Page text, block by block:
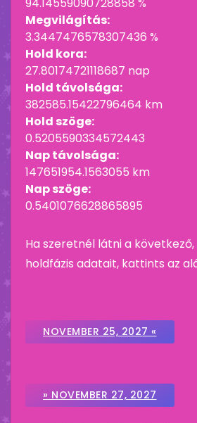
94.14559090728858 %
Megvilágítás:
3.3447476578307436 %
Hold kora:
27.80174721118687 nap
Hold távolsága:
382585.15422796464 km
Hold szöge:
0.5205590334572443
Nap távolsága:
147651954.1563055 km
Nap szöge:
0.5401076628865895
Ha szeretnél látni a
holdfázis adatait, kattints az
NOVEMBER 25, 2027 «
» NOVEMBER 27, 2027